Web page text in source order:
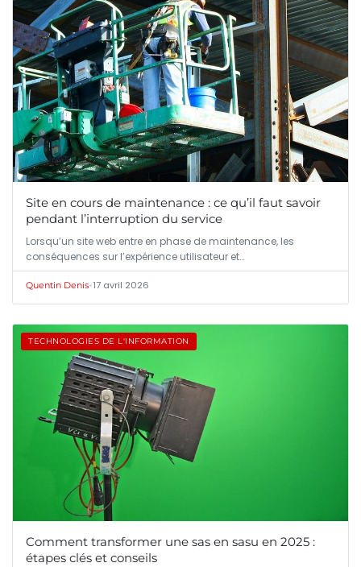
Site en cours de maintenance : ce qu’il faut savoir
pendant l’interruption du service
Lorsqu’un site web entre en phase de maintenance, les
conséquences sur l’expérience utilisateur et…
Quentin Denis•17 avril 2026
TECHNOLOGIES DE L'INFORMATION
Comment transformer une sas en sasu en 2025 :
étapes clés et conseils